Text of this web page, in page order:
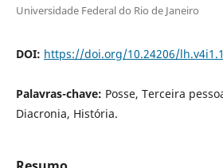
Universidade Federal do Rio de Janeiro
DOI: https://doi.org/10.24206/
Palavras-chave: Posse, Terceira
Diacronia, História.